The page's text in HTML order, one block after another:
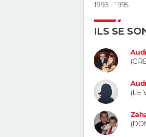
1993 - 1995
ILS SE
(LE